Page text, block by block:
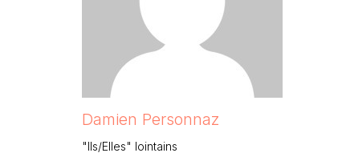
Damien Personnaz
"Ils/Elles" lointains